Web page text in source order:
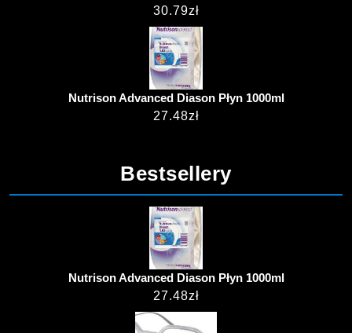
30.79zł
Nutrison Advanced Diason Płyn 1000ml
27.48zł
Bestsellery
Nutrison Advanced Diason Płyn 1000ml
27.48zł